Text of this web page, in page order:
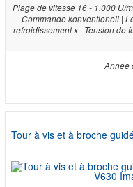
Plage de vitesse 16 - 1.000 U/
Commande konventionell |
refroidissement x | Tension de
Année
Tour à vis et à broche